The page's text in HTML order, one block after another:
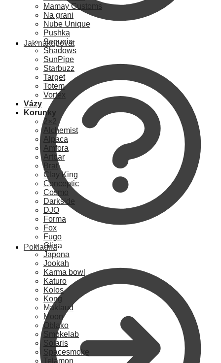
Jak nakupovat
Pokladna
Mamay Customs
Na grani
Nube Unique
Pushka
Sequoia
Shadows
SunPipe
Starbuzz
Target
Totem
Vortex
Vázy
Korunky
2×2
Alchemist
Alpaca
Amfora
Artbar
Brat
Clay King
Conceptic
Cosmo
Darkside
DJO
Forma
Fox
Fugo
Glina
Japona
Jookah
Karma bowl
Katuro
Kolos
Kong
Maklaud
Moon
Oblako
Smokelab
Solaris
Spacesmoke
Telamon